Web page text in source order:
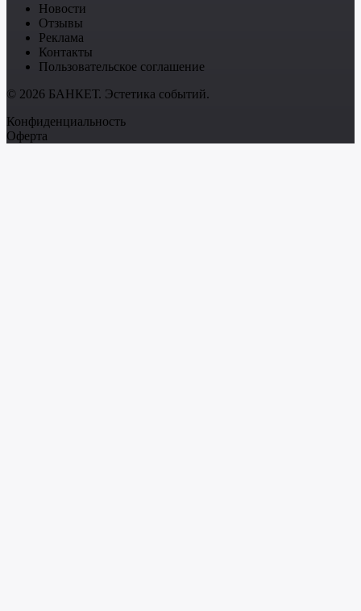
Новости
Отзывы
Реклама
Контакты
Пользовательское соглашение
© 2026 БАНКЕТ. Эстетика событий.
Конфиденциальность
Оферта